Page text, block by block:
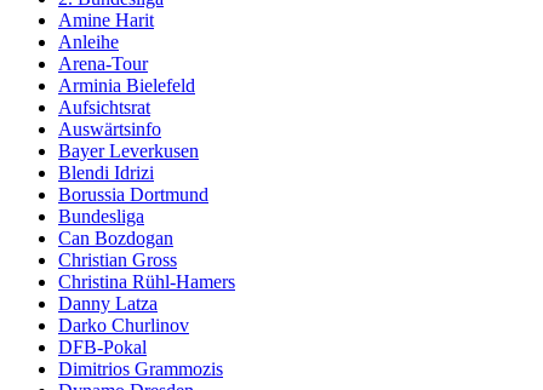
Amine Harit
Anleihe
Arena-Tour
Arminia Bielefeld
Aufsichtsrat
Auswärtsinfo
Bayer Leverkusen
Blendi Idrizi
Borussia Dortmund
Bundesliga
Can Bozdogan
Christian Gross
Christina Rühl-Hamers
Danny Latza
Darko Churlinov
DFB-Pokal
Dimitrios Grammozis